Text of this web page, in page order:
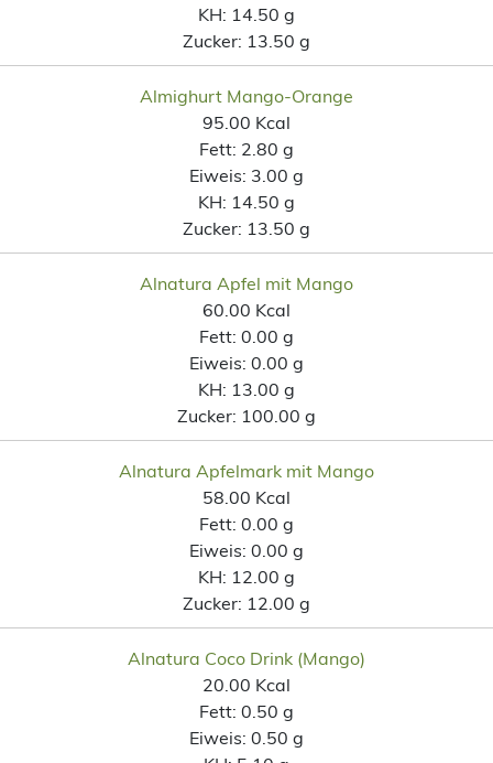
KH: 14.50 g
Zucker: 13.50 g
Almighurt Mango-Orange
95.00 Kcal
Fett: 2.80 g
Eiweis: 3.00 g
KH: 14.50 g
Zucker: 13.50 g
Alnatura Apfel mit Mango
60.00 Kcal
Fett: 0.00 g
Eiweis: 0.00 g
KH: 13.00 g
Zucker: 100.00 g
Alnatura Apfelmark mit Mango
58.00 Kcal
Fett: 0.00 g
Eiweis: 0.00 g
KH: 12.00 g
Zucker: 12.00 g
Alnatura Coco Drink (Mango)
20.00 Kcal
Fett: 0.50 g
Eiweis: 0.50 g